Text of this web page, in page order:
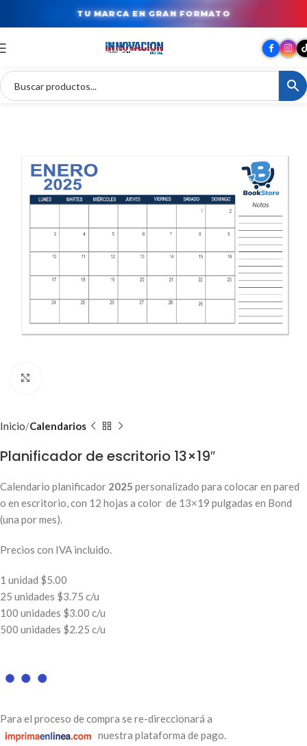
TU MARCA EN GRAN FORMATO
Inicio Calendarios
Planificador de escritorio 13×19″
Calendario planificador 2025 personalizado para colocar en pared
o en escritorio, con 12 hojas a color de 13×19 pulgadas en Bond
(una por mes).
Precios con IVA incluido.
1 unidad $5.00
25 unidades $3.75 c/u
100 unidades $3.00 c/u
500 unidades $2.25 c/u
Para el proceso de compra se re-direccionará a
nuestra plataforma de pago.